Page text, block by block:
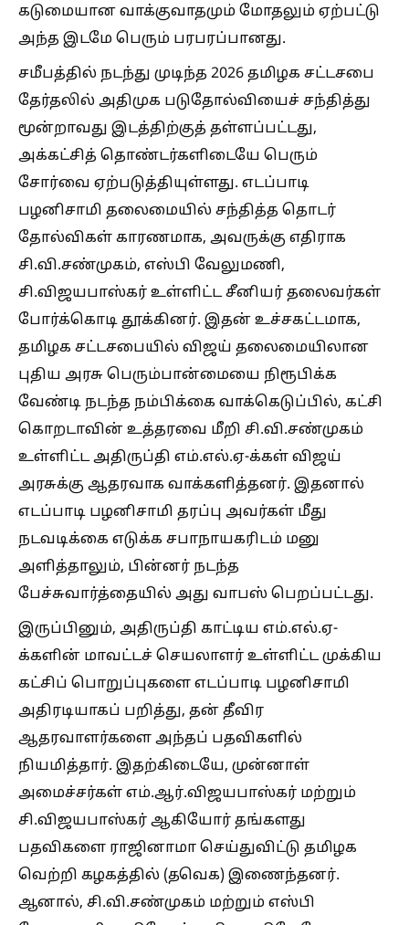
கடுமையான வாக்குவாதமும் மோதலும் ஏற்பட்டு
அந்த இடமே பெரும் பரபரப்பானது.
சமீபத்தில் நடந்து முடிந்த 2026 தமிழக சட்டசபை
தேர்தலில் அதிமுக படுதோல்வியைச் சந்தித்து
மூன்றாவது இடத்திற்குத் தள்ளப்பட்டது,
அக்கட்சித் தொண்டர்களிடையே பெரும்
சோர்வை ஏற்படுத்தியுள்ளது. எடப்பாடி
பழனிசாமி தலைமையில் சந்தித்த தொடர்
தோல்விகள் காரணமாக, அவருக்கு எதிராக
சி.வி.சண்முகம், எஸ்பி வேலுமணி,
சி.விஜயபாஸ்கர் உள்ளிட்ட சீனியர் தலைவர்கள்
போர்க்கொடி தூக்கினர். இதன் உச்சகட்டமாக,
தமிழக சட்டசபையில் விஜய் தலைமையிலான
புதிய அரசு பெரும்பான்மையை நிரூபிக்க
வேண்டி நடந்த நம்பிக்கை வாக்கெடுப்பில், கட்சி
கொறடாவின் உத்தரவை மீறி சி.வி.சண்முகம்
உள்ளிட்ட அதிருப்தி எம்.எல்.ஏ-க்கள் விஜய்
அரசுக்கு ஆதரவாக வாக்களித்தனர். இதனால்
எடப்பாடி பழனிசாமி தரப்பு அவர்கள் மீது
நடவடிக்கை எடுக்க சபாநாயகரிடம் மனு
அளித்தாலும், பின்னர் நடந்த
பேச்சுவார்த்தையில் அது வாபஸ் பெறப்பட்டது.
இருப்பினும், அதிருப்தி காட்டிய எம்.எல்.ஏ-
க்களின் மாவட்டச் செயலாளர் உள்ளிட்ட முக்கிய
கட்சிப் பொறுப்புகளை எடப்பாடி பழனிசாமி
அதிரடியாகப் பறித்து, தன் தீவிர
ஆதரவாளர்களை அந்தப் பதவிகளில்
நியமித்தார். இதற்கிடையே, முன்னாள்
அமைச்சர்கள் எம்.ஆர்.விஜயபாஸ்கர் மற்றும்
சி.விஜயபாஸ்கர் ஆகியோர் தங்களது
பதவிகளை ராஜினாமா செய்துவிட்டு தமிழக
வெற்றி கழகத்தில் (தவெக) இணைந்தனர்.
ஆனால், சி.வி.சண்முகம் மற்றும் எஸ்பி